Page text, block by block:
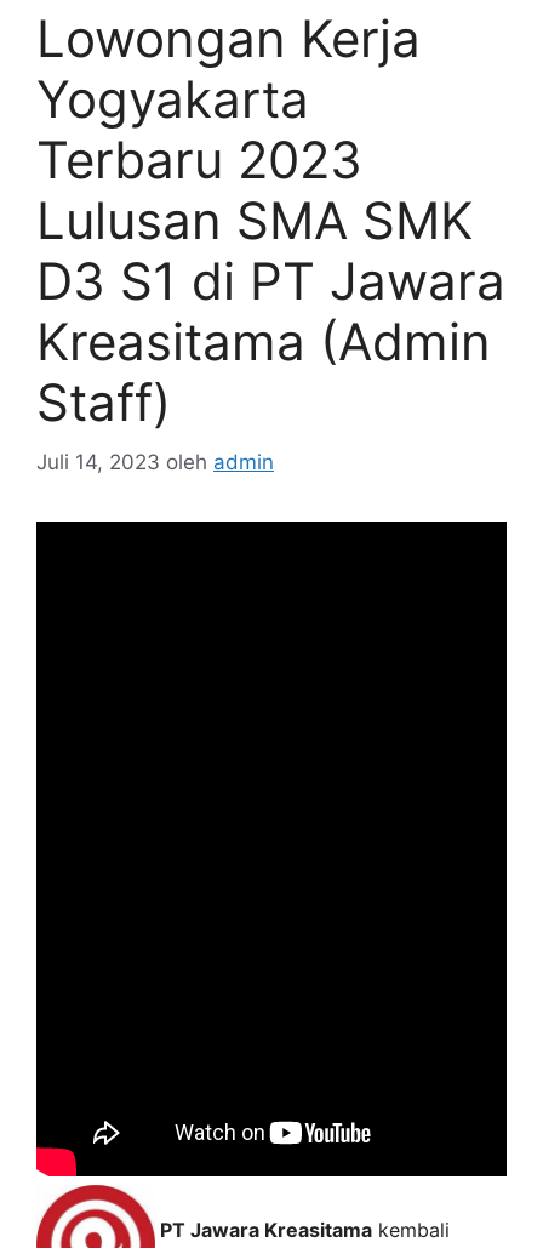
Lowongan Kerja
Yogyakarta
Terbaru 2023
Lulusan SMA SMK
D3 S1 di PT Jawara
Kreasitama (Admin
Staff)
Juli 14, 2023 oleh admin
PT Jawara Kreasitama kembali